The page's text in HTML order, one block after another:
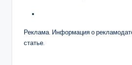
Реклама. Информация о
статье.